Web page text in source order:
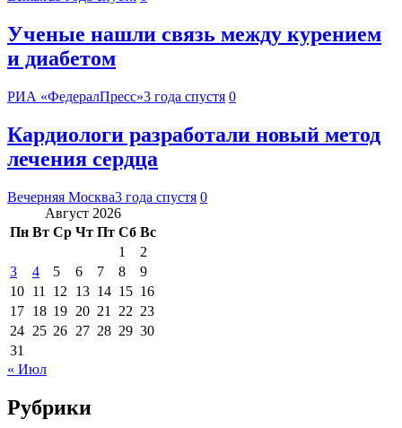
Ученые нашли связь между курением
и диабетом
РИА «ФедералПресс»3 года спустя 0
Кардиологи разработали новый метод
лечения сердца
Вечерняя Москва3 года спустя 0
Август 2026
Пн Вт Ср Чт Пт Сб Вс
1
2
3
4 5 6 7 8
9
10 11 12 13 14 15 16
17 18 19 20 21 22 23
24 25 26 27 28 29 30
31
« Июл
Рубрики